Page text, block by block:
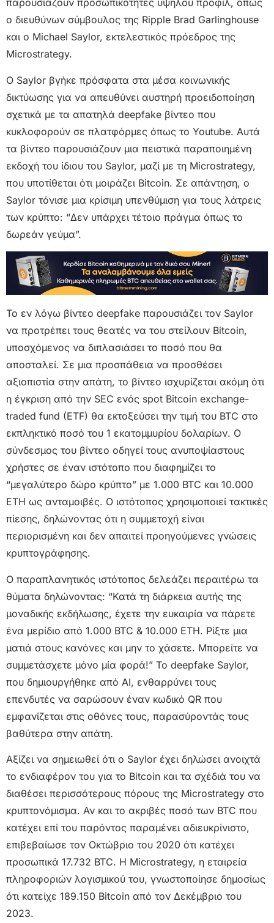
παρουσιάζουν προσωπικότητες υψηλού προφίλ, όπως
ο διευθύνων σύμβουλος της Ripple Brad Garlinghouse
και ο Michael Saylor, εκτελεστικός πρόεδρος της
Microstrategy.
Ο Saylor βγήκε πρόσφατα στα μέσα κοινωνικής
δικτύωσης για να απευθύνει αυστηρή προειδοποίηση
σχετικά με τα απατηλά deepfake βίντεο που
κυκλοφορούν σε πλατφόρμες όπως το Youtube. Αυτά
τα βίντεο παρουσιάζουν μια πειστικά παραποιημένη
εκδοχή του ίδιου του Saylor, μαζί με τη Microstrategy,
που υποτίθεται ότι μοιράζει Bitcoin. Σε απάντηση, ο
Saylor τόνισε μια κρίσιμη υπενθύμιση για τους λάτρεις
των κρύπτο: “Δεν υπάρχει τέτοιο πράγμα όπως το
δωρεάν γεύμα”.
Το εν λόγω βίντεο deepfake παρουσιάζει τον Saylor
να προτρέπει τους θεατές να του στείλουν Bitcoin,
υποσχόμενος να διπλασιάσει το ποσό που θα
αποσταλεί. Σε μια προσπάθεια να προσθέσει
αξιοπιστία στην απάτη, το βίντεο ισχυρίζεται ακόμη ότι
η έγκριση από την SEC ενός spot Bitcoin exchange-
traded fund (ETF) θα εκτοξεύσει την τιμή του BTC στο
εκπληκτικό ποσό του 1 εκατομμυρίου δολαρίων. Ο
σύνδεσμος του βίντεο οδηγεί τους ανυποψίαστους
χρήστες σε έναν ιστότοπο που διαφημίζει το
“μεγαλύτερο δώρο κρύπτο” με 1.000 BTC και 10.000
ETH ως ανταμοιβές. Ο ιστότοπος χρησιμοποιεί τακτικές
πίεσης, δηλώνοντας ότι η συμμετοχή είναι
περιορισμένη και δεν απαιτεί προηγούμενες γνώσεις
κρυπτογράφησης.
Ο παραπλανητικός ιστότοπος δελεάζει περαιτέρω τα
θύματα δηλώνοντας: “Κατά τη διάρκεια αυτής της
μοναδικής εκδήλωσης, έχετε την ευκαιρία να πάρετε
ένα μερίδιο από 1.000 BTC & 10.000 ETH. Ρίξτε μια
ματιά στους κανόνες και μην το χάσετε. Μπορείτε να
συμμετάσχετε μόνο μία φορά!” Το deepfake Saylor,
που δημιουργήθηκε από AI, ενθαρρύνει τους
επενδυτές να σαρώσουν έναν κωδικό QR που
εμφανίζεται στις οθόνες τους, παρασύροντάς τους
βαθύτερα στην απάτη.
Αξίζει να σημειωθεί ότι ο Saylor έχει δηλώσει ανοιχτά
το ενδιαφέρον του για το Bitcoin και τα σχέδιά του να
διαθέσει περισσότερους πόρους της Microstrategy στο
κρυπτονόμισμα. Αν και το ακριβές ποσό των BTC που
κατέχει επί του παρόντος παραμένει αδιευκρίνιστο,
επιβεβαίωσε τον Οκτώβριο του 2020 ότι κατέχει
προσωπικά 17.732 BTC. Η Microstrategy, η εταιρεία
πληροφοριών λογισμικού του, γνωστοποίησε δημοσίως
ότι κατείχε 189.150 Bitcoin από τον Δεκέμβριο του
2023.